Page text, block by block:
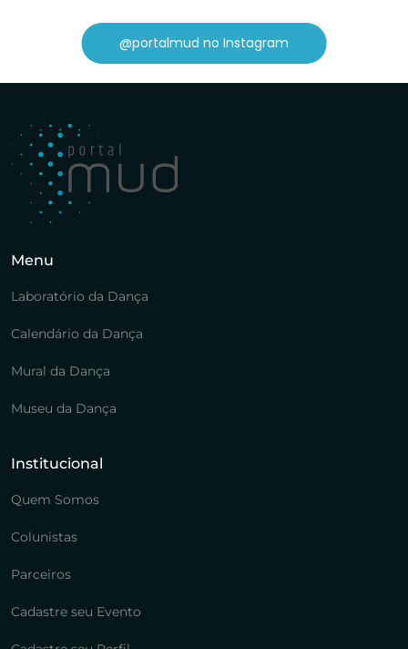
@portalmud no Instagram
Menu
Laboratório da Dança
Calendário da Dança
Mural da Dança
Museu da Dança
Institucional
Quem Somos
Colunistas
Parceiros
Cadastre seu Evento